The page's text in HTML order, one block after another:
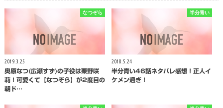
なつぞら
2019.3.25
奥原なつ(広瀬すず)の子役は栗野咲
莉！可愛くて【なつぞら】が2度目の
朝ド…
半分青い
2018.5.24
半分青い46話ネタバレ感想！正人イ
ケメン過ぎ！